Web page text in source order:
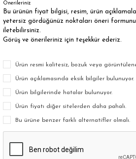
Önerileriniz
Bu ürünün fiyat bilgisi, resim, ürün
yetersiz gördüğünüz noktaları öneri
iletebilirsiniz.
Görüş ve önerileriniz için teşekkür ederiz.
Ürün resmi kalitesiz, bozuk veya
Ürün açıklamasında eksik bilgiler bulunuyor.
Ürün bilgilerinde hatalar bulunuyor.
Ürün fiyatı diğer sitelerden daha pahalı.
Bu ürüne benzer farklı alternatifler olmalı.